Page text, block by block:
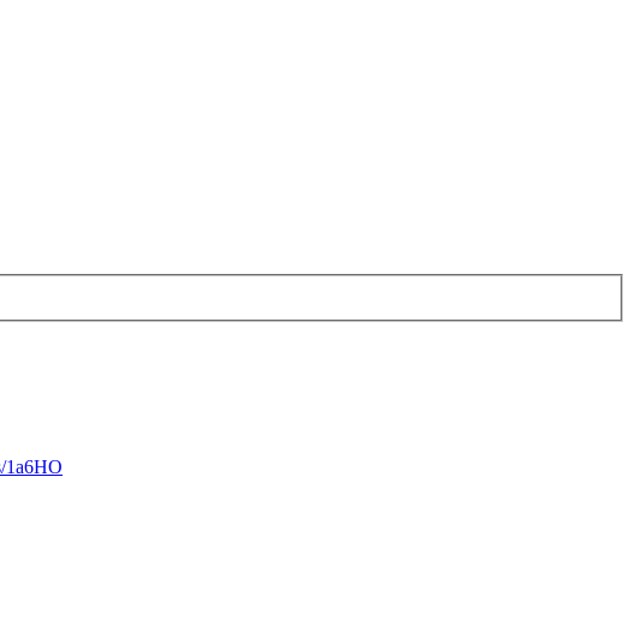
1a6HO